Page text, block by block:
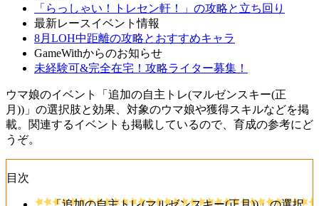
「らっしゃい！トレセン軒！」の攻略と立ち回り
最新レースイベント情報
8月LOH中距離の攻略とおすすめキャラ
GameWithからのお知らせ
未経験可&完全在宅！攻略ライター募集！
ウマ娘のイベント「追加の自主トレ(マルゼンスキー(正
月))」の選択肢と効果、対象のウマ娘や獲得スキルなどを掲
載。関連するイベントも掲載しているので、育成の参考にど
うぞ。
目次